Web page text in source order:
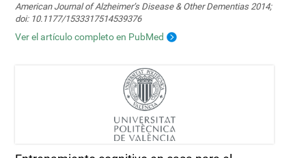
American Journal of Alzheimer’s Disease & Other Dementias 2014;
doi: 10.1177/1533317514539376
Ver el artículo completo en PubMed